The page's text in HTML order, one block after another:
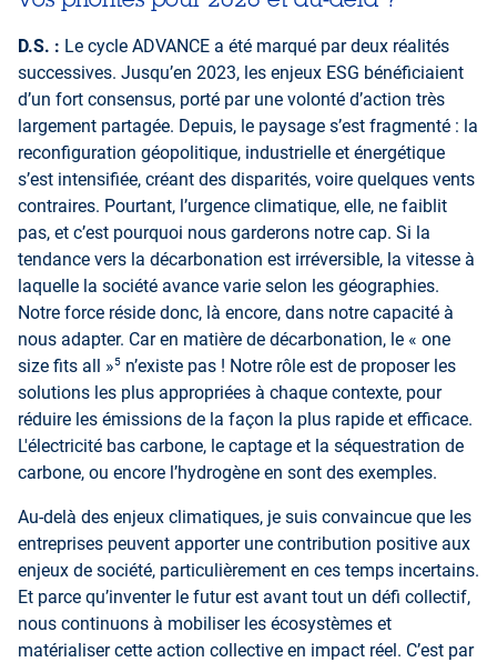
D.S. : Le cycle ADVANCE a été marqué par deux réalités
successives. Jusqu’en 2023, les enjeux ESG bénéficiaient
d’un fort consensus, porté par une volonté d’action très
largement partagée. Depuis, le paysage s’est fragmenté : la
reconfiguration géopolitique, industrielle et énergétique
s’est intensifiée, créant des disparités, voire quelques vents
contraires. Pourtant, l’urgence climatique, elle, ne faiblit
pas, et c’est pourquoi nous garderons notre cap. Si la
tendance vers la décarbonation est irréversible, la vitesse à
laquelle la société avance varie selon les géographies.
Notre force réside donc, là encore, dans notre capacité à
nous adapter. Car en matière de décarbonation, le « one
size fits all »5 n’existe pas ! Notre rôle est de proposer les
solutions les plus appropriées à chaque contexte, pour
réduire les émissions de la façon la plus rapide et efficace.
L'électricité bas carbone, le captage et la séquestration de
carbone, ou encore l’hydrogène en sont des exemples.
Au-delà des enjeux climatiques, je suis convaincue que les
entreprises peuvent apporter une contribution positive aux
enjeux de société, particulièrement en ces temps incertains.
Et parce qu’inventer le futur est avant tout un défi collectif,
nous continuons à mobiliser les écosystèmes et
matérialiser cette action collective en impact réel. C’est par